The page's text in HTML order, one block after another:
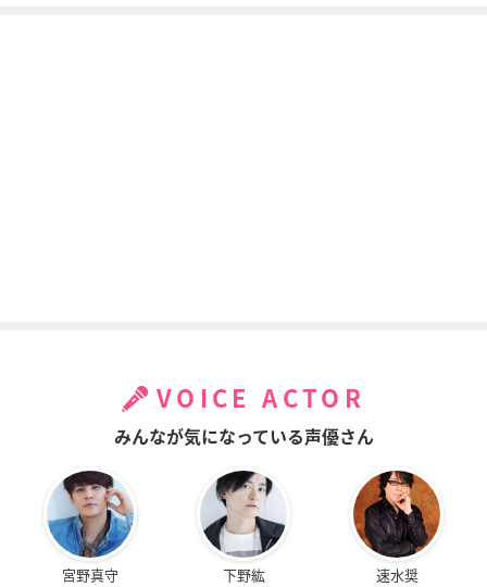
VOICE ACTOR
みんなが気になっている声優さん
宮野真守 下野紘 速水奨